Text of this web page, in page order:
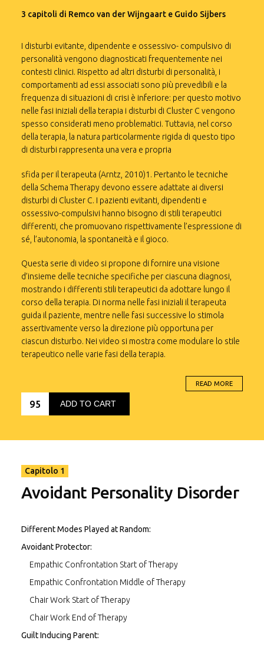
3 capitoli di Remco van der Wijngaart e Guido Sijbers
I disturbi evitante, dipendente e ossessivo- compulsivo di
personalità vengono diagnosticati frequentemente nei
contesti clinici. Rispetto ad altri disturbi di personalità, i
comportamenti ad essi associati sono più prevedibili e la
frequenza di situazioni di crisi è inferiore: per questo motivo
nelle fasi iniziali della terapia i disturbi di Cluster C vengono
spesso considerati meno problematici. Tuttavia, nel corso
della terapia, la natura particolarmente rigida di questo tipo
di disturbi rappresenta una vera e propria
sfida per il terapeuta (Arntz, 2010)1. Pertanto le tecniche
della Schema Therapy devono essere adattate ai diversi
disturbi di Cluster C. I pazienti evitanti, dipendenti e
ossessivo-compulsivi hanno bisogno di stili terapeutici
differenti, che promuovano rispettivamente l’espressione di
sé, l’autonomia, la spontaneità e il gioco.
Questa serie di video si propone di fornire una visione
d’insieme delle tecniche specifiche per ciascuna diagnosi,
mostrando i differenti stili terapeutici da adottare lungo il
corso della terapia. Di norma nelle fasi iniziali il terapeuta
guida il paziente, mentre nelle fasi successive lo stimola
assertivamente verso la direzione più opportuna per
ciascun disturbo. Nei video si mostra come modulare lo stile
terapeutico nelle varie fasi della terapia.
Personalità, caratterizzato da uno stile di coping fortemente
evitante. La terapia è incentrata sul bisogno di esprimersi e
di avere fiducia in se stessi.
bisogni. Le scene di questa serie di video mostrano come il
della paziente, stimolandone le condotte autonome nel
Capitolo 3: è incentrato sul Disturbo Ossessivo-Compulsivo
di Personalità; i pazienti che soffrono di questo disturbo
utilizzano uno stile di coping di ipercompensazione,
attenendosi a rigide norme di comportamento ed
esercitando un controllo eccessivo, a fronte del bisogno
frustrato di spontaneità e gioco.
READ MORE
ADD TO CART
95
Capitolo 1
Avoidant Personality Disorder
Different Modes Played at Random:
Avoidant Protector:
Empathic Confrontation Start of Therapy
Empathic Confrontation Middle of Therapy
Chair Work Start of Therapy
Chair Work End of Therapy
Guilt Inducing Parent: